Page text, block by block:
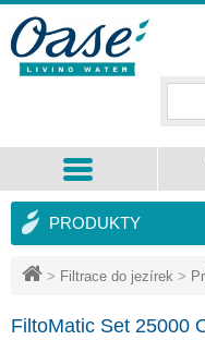
> Filtrace do jezírek >
FiltoMatic Set 25000
PRODUKTY